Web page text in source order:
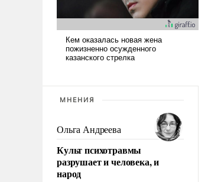
МНЕНИЯ
Ольга Андреева
Культ психотравмы
разрушает и человека, и
народ